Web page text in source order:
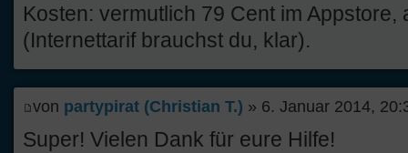
Kosten: vermutlich 79 Cent im
(Internettarif brauchst du, klar).
von partypirat (Christian T.) » 6. Januar 2014,
Super! Vielen Dank für eure Hilfe!